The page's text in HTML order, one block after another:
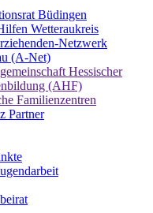
Büdingen
Wetteraukreis
Netzwerk
(A-Net)
Hessischer
(AHF)
Familienzentren
Partner